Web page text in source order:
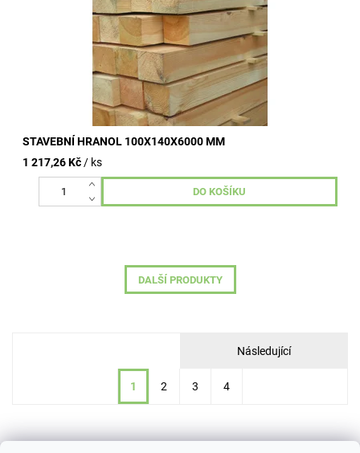
STAVEBNÍ HRANOL 100X140X6000 MM
1 217,26 Kč / ks
DALŠÍ PRODUKTY
Následující
1 2 3 4